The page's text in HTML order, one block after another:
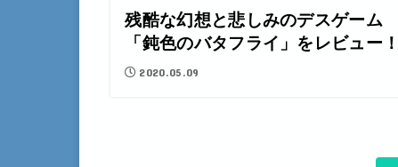
残酷な幻想と悲しみのデスゲーム
「鈍色のバタフライ」をレビュー！
2020.05.09